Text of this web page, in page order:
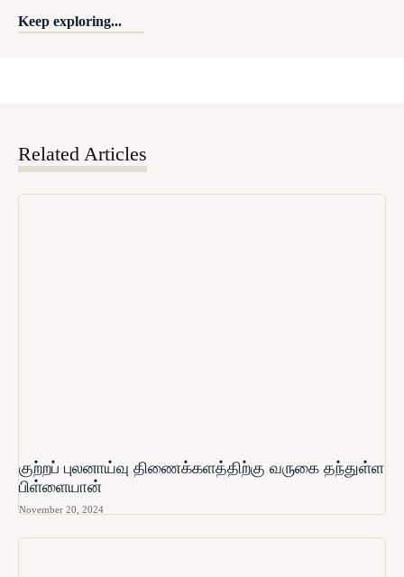
Keep exploring...
Related Articles
குற்றப் புலனாய்வு திணைக்களத்திற்கு வருகை தந்துள்ள
பிள்ளையான்
November 20, 2024